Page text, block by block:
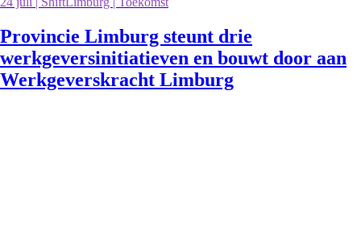
Provincie Limburg steunt drie
werkgeversinitiatieven en bouwt door aan
Werkgeverskracht Limburg